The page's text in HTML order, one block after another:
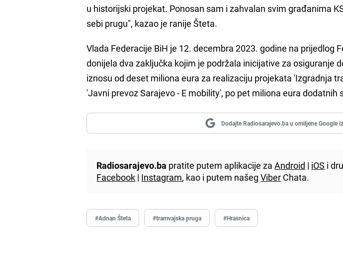
u historijski projekat. Ponosan sam i zahvalan svim građanima
sebi prugu", kazao je ranije Šteta.
Vlada Federacije BiH je 12. decembra 2023. godine na prijedlog
donijela dva zaključka kojim je podržala inicijative za osiguranje
iznosu od deset miliona eura za realizaciju projekata 'Izgradnja
'Javni prevoz Sarajevo - E mobility', po pet miliona eura dodatnih
Dodajte Radiosarajevo.ba u omiljene Google
Radiosarajevo.ba pratite putem aplikacije zaAndroid | iOS i
Facebook | Instagram, kao i putem našegViber Chata.
#Adnan Šteta #tramvajska pruga #Hrasnica